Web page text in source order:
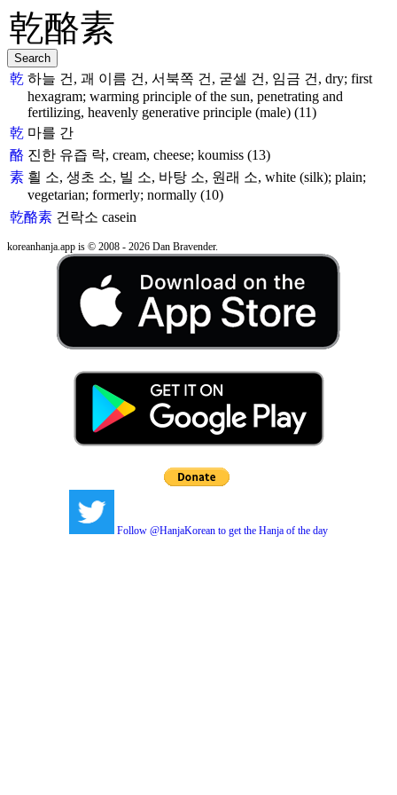
乾 하늘 건, 괘 이름 건, 서북쪽 건, 굳셀 건, 임금 건, dry; first
hexagram; warming principle of the sun, penetrating and
fertilizing, heavenly generative principle (male) (11)
乾 마를 간
酪 진한 유즙 락, cream, cheese; koumiss (13)
素 흴 소, 생초 소, 빌 소, 바탕 소, 원래 소, white (silk); plain;
vegetarian; formerly; normally (10)
乾酪素 건락소 casein
koreanhanja.app is © 2008 - 2026 Dan Bravender.
Follow @HanjaKorean to get the Hanja of the day